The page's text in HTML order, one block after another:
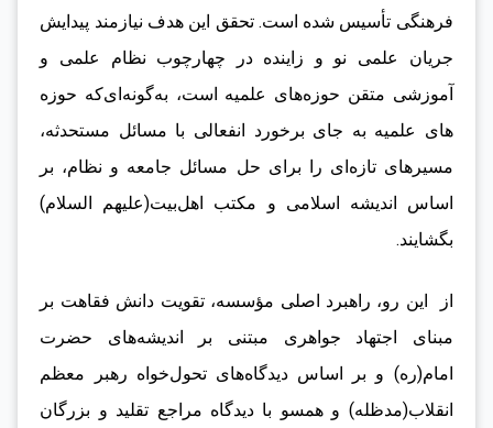
فرهنگی تأسیس شده است. تحقق این هدف نیازمند پیدایش
جریان علمی نو و زاینده در چهارچوب نظام علمی و
آموزشی متقن حوزه‌های علمیه است، به‌گونه‌ای‌که حوزه
های علمیه به جای برخورد انفعالی با مسائل مستحدثه،
مسیرهای تازه‌ای را برای حل مسائل جامعه و نظام، بر
اساس اندیشه اسلامی و مکتب اهل‌بیت(علیهم السلام)
بگشایند.
از این رو، راهبرد اصلی مؤسسه، تقویت دانش فقاهت بر
مبنای اجتهاد جواهری مبتنی بر اندیشه‌های حضرت
امام(ره) و بر اساس دیدگاه‌های تحول‌خواه رهبر معظم
انقلاب(مدظله) و همسو با دیدگاه مراجع تقلید و بزرگان